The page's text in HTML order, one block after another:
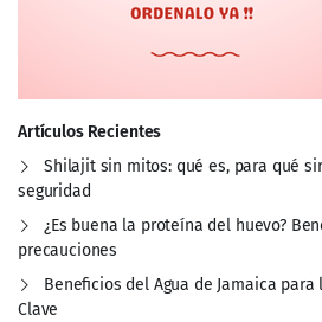
Artículos Recientes
Shilajit sin mitos: qué es, para qué
seguridad
¿Es buena la proteína del huevo?
precauciones
Beneficios del Agua de Jamaica para
Clave